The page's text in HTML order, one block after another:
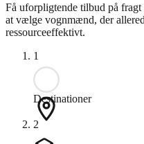
Få uforpligtende tilbud på
at vælge vognmænd, der
ressourceeffektivt.
1
Destinationer
2